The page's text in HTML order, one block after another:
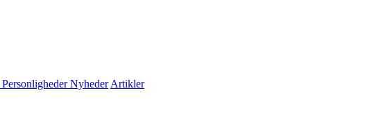
Personligheder Nyheder Artikler